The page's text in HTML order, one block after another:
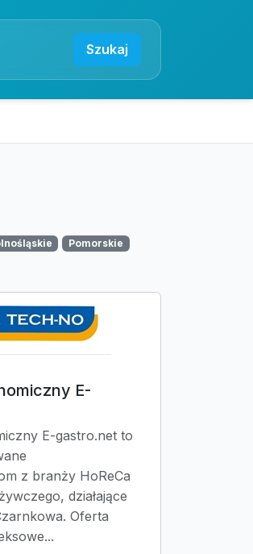
Szukaj
Pomorskie
E-
E-gastro.net to
z branży HoReCa
działające
Oferta